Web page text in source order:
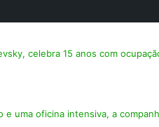
celebra 15 anos com
uma oficina intensiva, a